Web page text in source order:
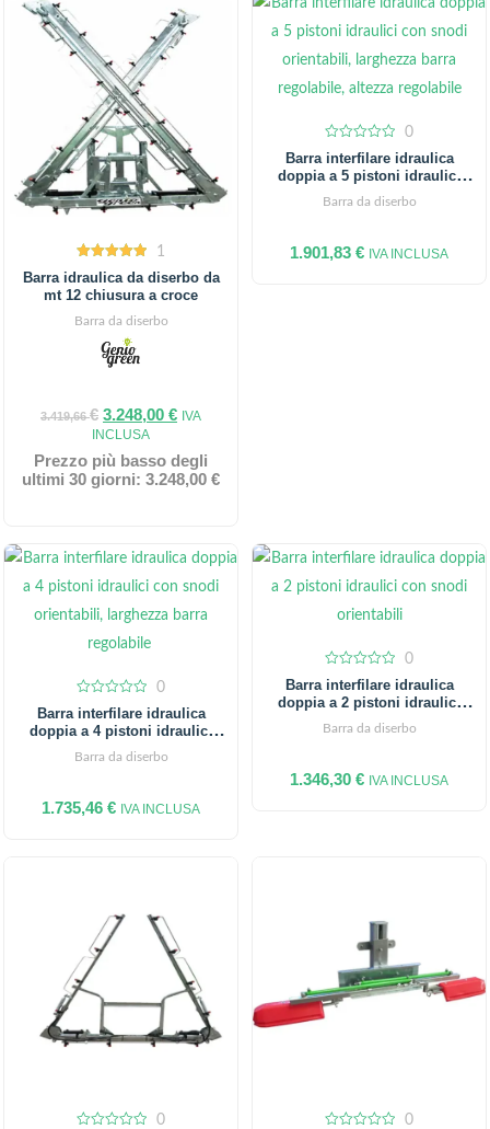
5.00
out of 5
1
Barra idraulica da diserbo da
mt 12 chiusura a croce
Barra da diserbo
3.419,66€ 3.248,00 € IVA
INCLUSA
Prezzo più basso degli
ultimi 30 giorni: 3.248,00 €
0
out
of
0
Barra interfilare idraulica
doppia a 5 pistoni idraulici
cofano medio
Barra da diserbo
1.901,83 € IVA INCLUSA
0
out
of
0
Barra interfilare idraulica
doppia a 4 pistoni idraulici
cofano medio
Barra da diserbo
1.735,46 € IVA INCLUSA
0
out
of
0
Barra interfilare idraulica
doppia a 2 pistoni idraulici
cofano medio
Barra da diserbo
1.346,30 € IVA INCLUSA
0 0